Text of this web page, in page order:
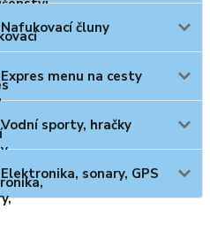
Nafukovací čluny
Expres menu na cesty
Vodní sporty, hračky
Elektronika, sonary, GPS